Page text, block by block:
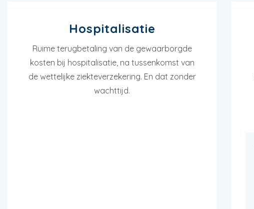
Hospitalisatie
Ruime terugbetaling van de gewaarborgde
kosten bij hospitalisatie, na tussenkomst van
de wettelijke ziekteverzekering. En dat zonder
wachttijd.